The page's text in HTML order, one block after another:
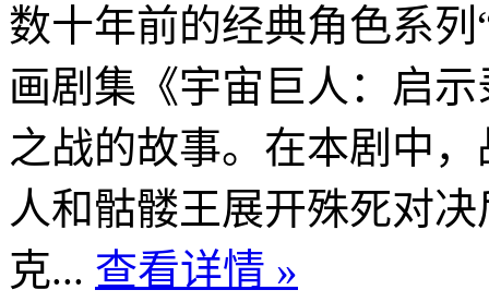
数十年前的经典角色系
画剧集《宇宙巨人：启
之战的故事。在本剧中
人和骷髅王展开殊死对
克... 查看详情 »